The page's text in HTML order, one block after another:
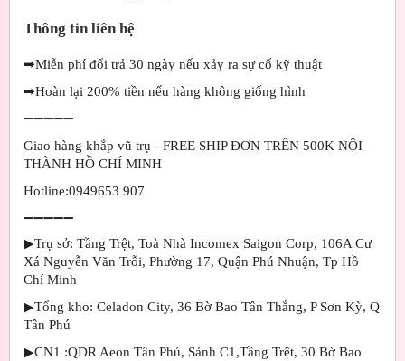
Thông tin liên hệ
➡Miễn phí đổi trả 30 ngày nếu xảy ra sự cố kỹ thuật
➡Hoàn lại 200% tiền nếu hàng không giống hình
➖➖➖➖➖
Giao hàng khắp vũ trụ - FREE SHIP ĐƠN TRÊN 500K NỘI
THÀNH HỒ CHÍ MINH
Hotline:0949653 907
➖➖➖➖➖
▶Trụ sở: Tầng Trệt, Toà Nhà Incomex Saigon Corp, 106A Cư
Xá Nguyễn Văn Trỗi, Phường 17, Quận Phú Nhuận, Tp Hồ
Chí Minh
▶Tổng kho: Celadon City, 36 Bờ Bao Tân Thắng, P Sơn Kỳ, Q
Tân Phú
▶CN1 :QDR Aeon Tân Phú, Sảnh C1,Tầng Trệt, 30 Bờ Bao